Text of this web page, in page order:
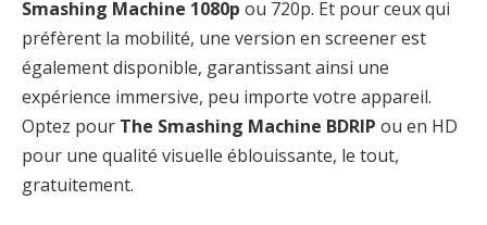
Smashing Machine 1080p ou 720p. Et pour ceux qui
préfèrent la mobilité, une version en screener est
également disponible, garantissant ainsi une
expérience immersive, peu importe votre appareil.
Optez pour The Smashing Machine BDRIP ou en HD
pour une qualité visuelle éblouissante, le tout,
gratuitement.